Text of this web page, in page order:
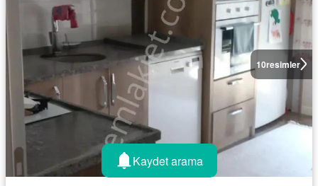
10resimler
Kaydet arama